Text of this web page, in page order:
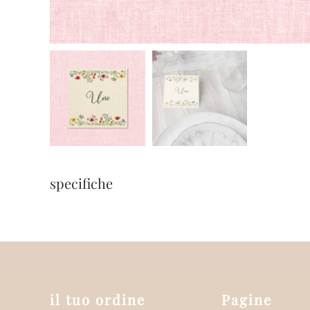
specifiche
il tuo ordine Pagine